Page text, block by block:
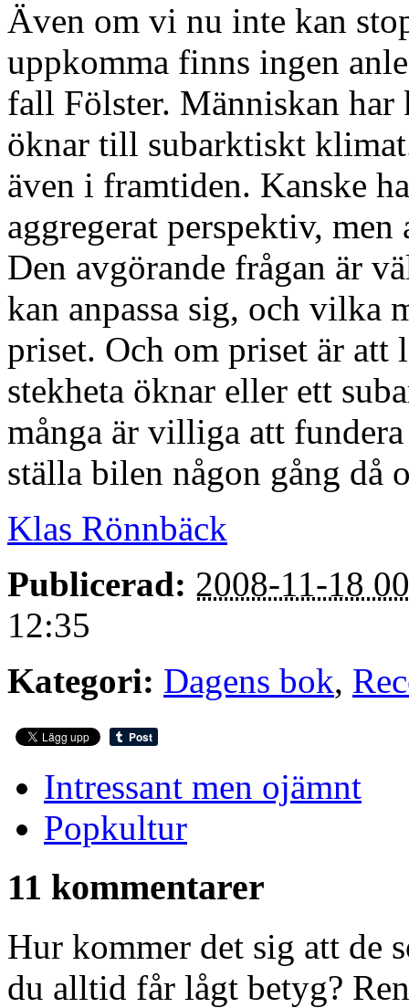
Även om vi nu inte kan
uppkomma finns ingen
fall Fölster. Människan
öknar till subarktiskt
även i framtiden. Kanske
aggregerat perspektiv,
Den avgörande frågan är
kan anpassa sig, och vilka
priset. Och om priset är att
stekheta öknar eller ett
många är villiga att
ställa bilen någon gång då
Klas Rönnbäck
Publicerad: 2008-11-18
12:35
Kategori: Dagens bok,
Intressant men ojämnt
Popkultur
11 kommentarer
Hur kommer det sig att de
du alltid får lågt betyg?